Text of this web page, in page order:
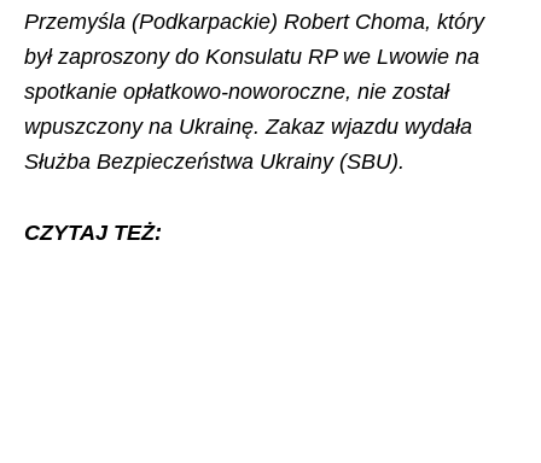
Przemyśla (Podkarpackie) Robert Choma, który
był zaproszony do Konsulatu RP we Lwowie na
spotkanie opłatkowo-noworoczne, nie został
wpuszczony na Ukrainę. Zakaz wjazdu wydała
Służba Bezpieczeństwa Ukrainy (SBU).
CZYTAJ TEŻ: